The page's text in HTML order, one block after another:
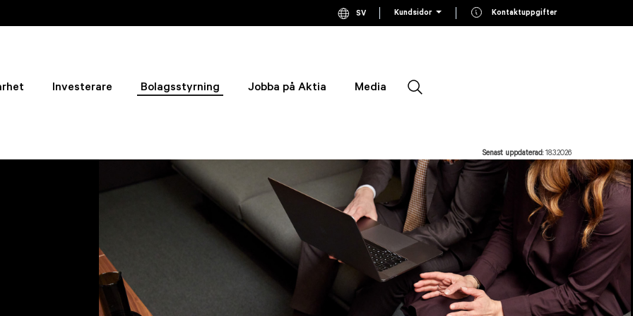
SV
Current language Swedish, click to switch language
Kundsidor Kontaktuppgifter
Investerare Bolagsstyrning Jobba på Aktia Media Sök
Senast uppdaterad:18.3.2026